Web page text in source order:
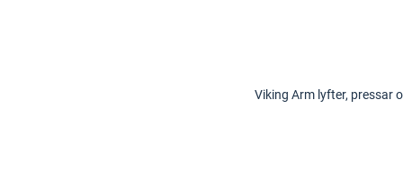
Viking Arm lyfter, pressar